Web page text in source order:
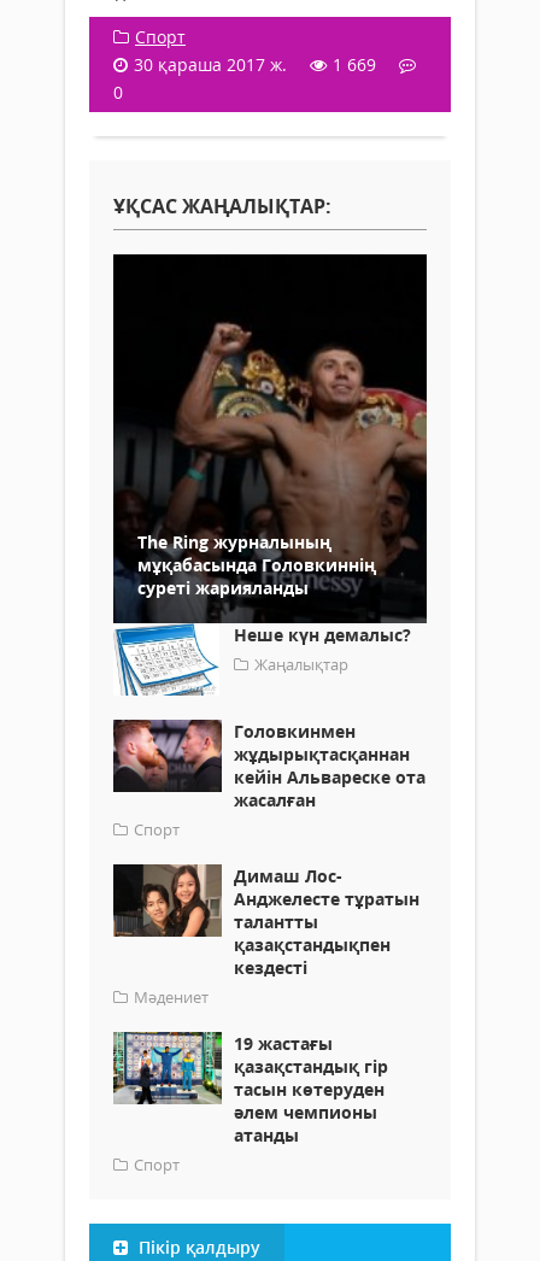
Спорт
30 қараша 2017 ж.
1 669
0
ҰҚСАС ЖАҢАЛЫҚТАР:
The Ring журналының
мұқабасында Головкиннің
суреті жарияланды
Неше күн демалыс?
Жаңалықтар
Головкинмен
жұдырықтасқаннан
кейін Альвареске ота
жасалған
Спорт
Димаш Лос-
Анджелесте тұратын
талантты
қазақстандықпен
кездесті
Мәдениет
19 жастағы
қазақстандық гір
тасын көтеруден
әлем чемпионы
атанды
Спорт
Пікір қалдыру